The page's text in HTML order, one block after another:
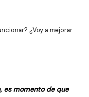
¿Voy a mejorar
es momento de que